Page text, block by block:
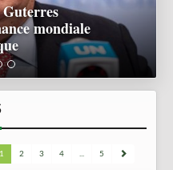
Guterres
mondiale
1 2 3 4 ... 5